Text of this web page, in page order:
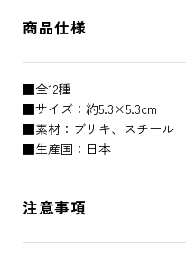
商品仕様
■全12種
■サイズ：約5.3×5.3cm
■素材：ブリキ、スチール
■生産国：日本
注意事項